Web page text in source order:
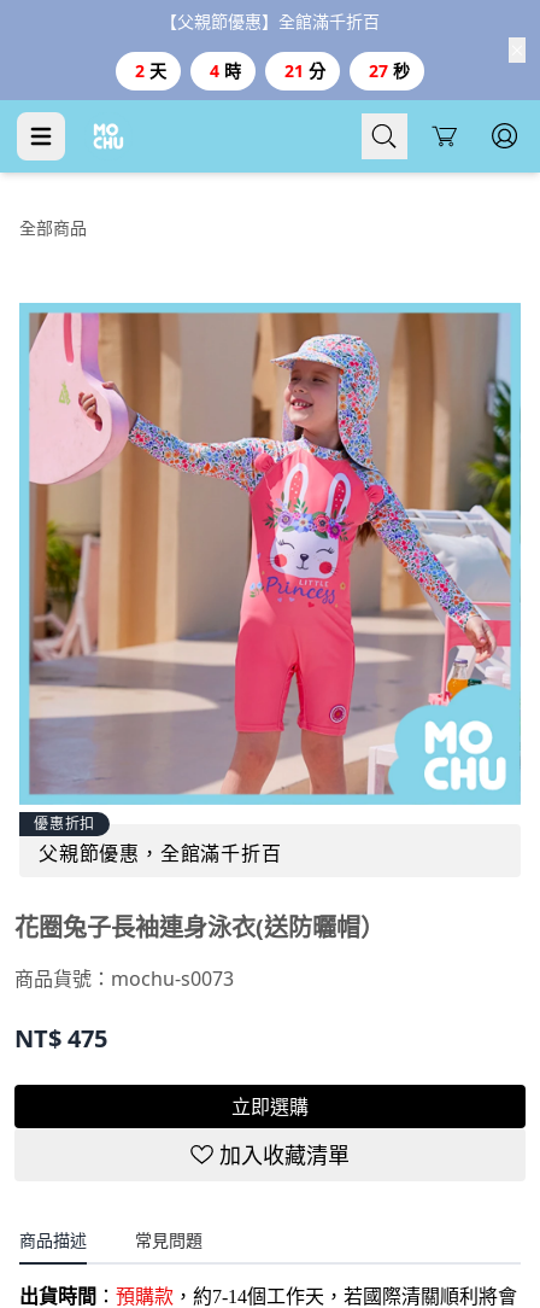
【父親節優惠】全館滿千折百
2 天 4 時 21 分 26 秒
Cart
全部商品
優惠折扣
父親節優惠，全館滿千折百
花圈兔子長袖連身泳衣(送防曬帽）
商品貨號： mochu-s0073
NT$475
立即選購
加入收藏清單
商品描述 常見問題
出貨時間 ： 預購款 ，約7-14個工作天，若國際清關順利將會